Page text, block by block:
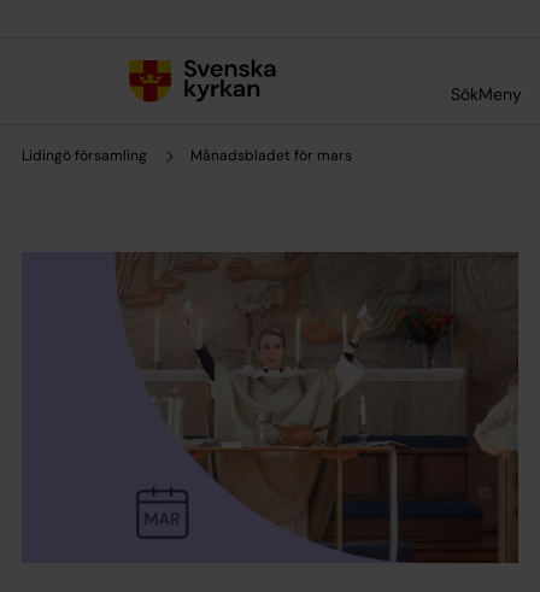
SökMeny
Lidingö församling Månadsbladet för mars